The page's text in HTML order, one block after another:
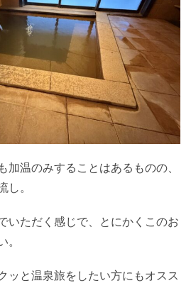
加温のみすることはあるものの、
し。
いただく感じで、とにかくこのお
。
ッと温泉旅をしたい方にもオスス